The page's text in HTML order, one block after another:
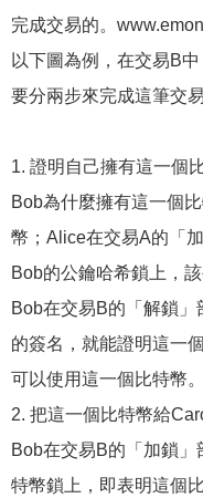
完成交易的。
以下圖為例，在交易B
要分兩步來完成這筆交易
1. 證明自己擁有這一個
Bob為什麼擁有這一個
幣；Alice在交易A的「
Bob的公鑰哈希鎖上，
Bob在交易B的「解鎖
的簽名，就能證明這一
可以使用這一個比特幣。
2. 把這一個比特幣給
Bob在交易B的「加鎖
特幣鎖上，即表明這個